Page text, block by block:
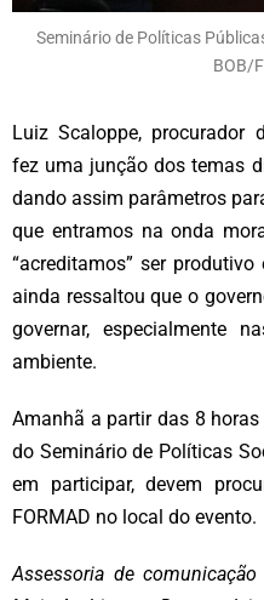
Seminário de Políticas
BOB/
Luiz Scaloppe, procurador
fez uma junção dos temas
dando assim parâmetros
que entramos na onda
“acreditamos” ser
ainda ressaltou que o
governar, especialmente
ambiente.
Amanhã a partir das 8
do Seminário de Políticas
em participar, devem
FORMAD no local do evento.
Assessoria de